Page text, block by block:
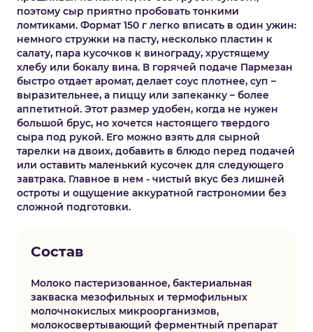
поэтому сыр приятно пробовать тонкими
ломтиками. Формат 150 г легко вписать в один ужин:
немного стружки на пасту, несколько пластин к
салату, пара кусочков к винограду, хрустящему
хлебу или бокалу вина. В горячей подаче Пармезан
быстро отдает аромат, делает соус плотнее, суп –
выразительнее, а пиццу или запеканку – более
аппетитной. Этот размер удобен, когда не нужен
большой брус, но хочется настоящего твердого
сыра под рукой. Его можно взять для сырной
тарелки на двоих, добавить в блюдо перед подачей
или оставить маленький кусочек для следующего
завтрака. Главное в нем - чистый вкус без лишней
остроты и ощущение аккуратной гастрономии без
сложной подготовки.
Состав
Молоко пастеризованное, бактериальная
закваска мезофильных и термофильных
молочнокислых микроорганизмов,
молокосвертывающий ферментный препарат